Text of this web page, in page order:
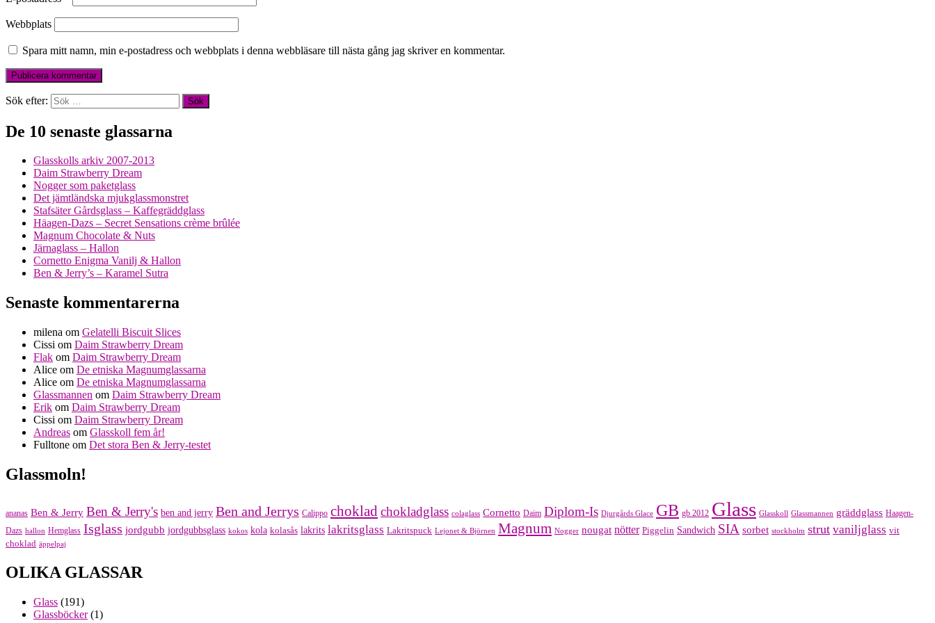
Webbplats
Spara mitt namn, min e-postadress och webbplats i denna webbläsare till nästa gång jag skriver en kommentar.
Sök efter:
De 10 senaste glassarna
Glasskolls arkiv 2007-2013
Daim Strawberry Dream
Nogger som paketglass
Det jämtländska mjukglassmonstret
Stafsäter Gårdsglass – Kaffegräddglass
Häagen-Dazs – Secret Sensations crème brûlée
Magnum Chocolate & Nuts
Järnaglass – Hallon
Cornetto Enigma Vanilj & Hallon
Ben & Jerry’s – Karamel Sutra
Senaste kommentarerna
milena om Gelatelli Biscuit Slices
Cissi om Daim Strawberry Dream
Flak om Daim Strawberry Dream
Alice om De etniska Magnumglassarna
Alice om De etniska Magnumglassarna
Glassmannen om Daim Strawberry Dream
Erik om Daim Strawberry Dream
Cissi om Daim Strawberry Dream
Andreas om Glasskoll fem år!
Fulltone om Det stora Ben & Jerry-testet
Glassmoln!
ananas Ben & Jerry Ben & Jerry's ben and jerry Ben and Jerrys Calippo choklad chokladglass colaglass Cornetto Daim Diplom-Is Djurgårds Glace GB gb 2012 Glass Glasskoll Glassmannen gräddglass Haagen-
Dazs hallon Hemglass Isglass jordgubb jordgubbsglass kokos kola kolasås lakrits lakritsglass Lakritspuck Lejonet & Björnen Magnum Nogger nougat nötter Piggelin Sandwich SIA sorbet stockholm strut vaniljglass vit
choklad äppelpaj
OLIKA GLASSAR
Glass (191)
Glassböcker(1)